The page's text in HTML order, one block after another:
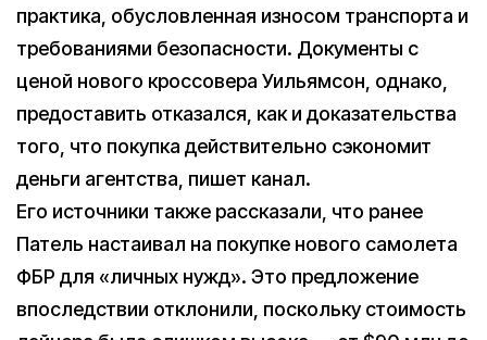
практика, обусловленная износом транспорта и
требованиями безопасности. Документы с
ценой нового кроссовера Уильямсон, однако,
предоставить отказался, как и доказательства
того, что покупка действительно сэкономит
деньги агентства, пишет канал.
Его источники также рассказали, что ранее
Патель настаивал на покупке нового самолета
ФБР для «личных нужд». Это предложение
впоследствии отклонили, поскольку стоимость